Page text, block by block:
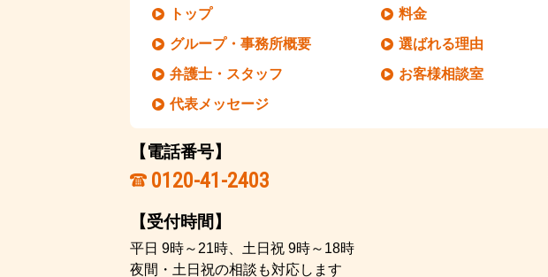
トップ
グループ・事務所概要
弁護士・スタッフ
代表メッセージ
料金
選ばれる理由
お客様相談室
【電話番号】
0120-41-2403
【受付時間】
平日 9時～21時、土日祝 9時～18時
夜間・土日祝の相談も対応します